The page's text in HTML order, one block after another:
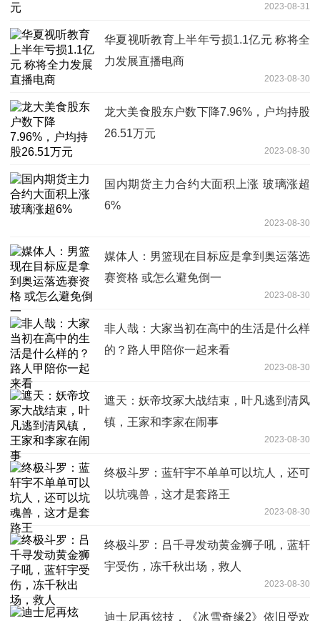
2023-08-31
华夏视听教育上半年亏损1.1亿元 称将全
力发展直播电商
2023-08-30
龙大美食股东户数下降7.96%，户均持股
26.51万元
2023-08-30
国内期货主力合约大面积上涨 玻璃涨超
6%
2023-08-30
媒体人：男篮现在目标应是拿到奥运落选
赛资格 或怎么避免倒一
2023-08-30
非人哉：大家当初在高中的生活是什么样
的？路人甲陪你一起来看
2023-08-30
遮天：妖帝坟冢大战结束，叶凡逃到清风
镇，王家和李家在闹事
2023-08-30
终极斗罗：蓝轩宇不单单可以坑人，还可
以坑魂兽，这才是套路王
2023-08-30
终极斗罗：吕千寻发动黄金狮子吼，蓝轩
宇受伤，冻千秋出场，救人
2023-08-30
迪士尼再炫技，《冰雪奇缘2》依旧受欢